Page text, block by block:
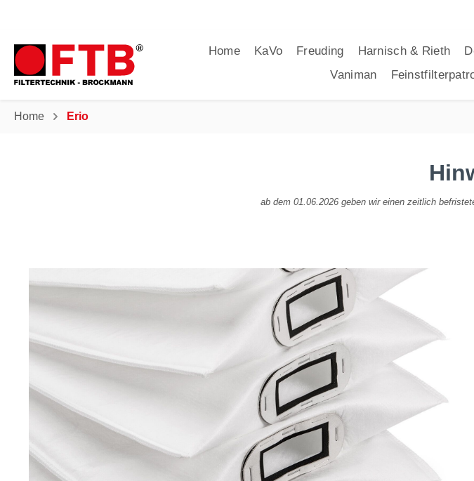
Home KaVo Freuding Harnisch & Rieth
Vaniman
Home Erio
ab dem 01.06.2026 geben wir einen zeitlich